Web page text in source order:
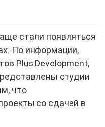
стали появляться
По информации,
Plus Development,
студии
что
со сдачей в